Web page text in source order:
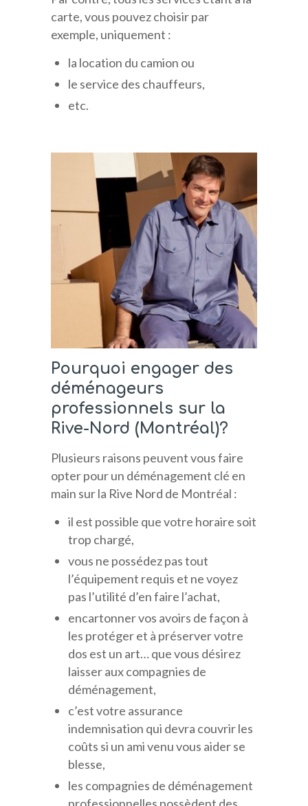
carte, vous pouvez choisir par
exemple, uniquement :
la location du camion ou
le service des chauffeurs,
etc.
Pourquoi engager des
déménageurs
professionnels sur la
Rive-Nord (Montréal)?
Plusieurs raisons peuvent vous faire
opter pour un déménagement clé en
main sur la Rive Nord de Montréal :
il est possible que votre horaire soit
trop chargé,
vous ne possédez pas tout
l’équipement requis et ne voyez
pas l’utilité d’en faire l’achat,
encartonner vos avoirs de façon à
les protéger et à préserver votre
dos est un art… que vous désirez
laisser aux compagnies de
déménagement,
c’est votre assurance
indemnisation qui devra couvrir les
coûts si un ami venu vous aider se
blesse,
les compagnies de déménagement